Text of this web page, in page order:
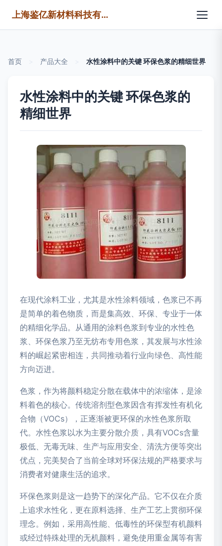
上海鉴亿新材料科技有限公司
首页 产品大全 水性涂料中的关键 环保色浆的精细世界
水性涂料中的关键 环保色浆的
精细世界
在现代涂料工业，尤其是水性涂料领域，色浆已不再
是简单的着色物质，而是集高效、环保、专业于一体
的精细化学品。从通用的涂料色浆到专业的水性色
浆、环保色浆乃至无纺布专用色浆，其发展与水性涂
料的崛起紧密相连，共同推动着行业向绿色、高性能
方向迈进。
色浆，作为将颜料稳定分散在载体中的浓缩体，是涂
料着色的核心。传统溶剂型色浆因含有挥发性有机化
合物（VOCs），正逐渐被更环保的水性色浆所取
代。水性色浆以水为主要分散介质，具有VOCs含量
极低、无毒无味、生产与应用安全、清洗方便等突出
优点，完美契合了当前全球对环保法规的严格要求与
消费者对健康生活的追求。
环保色浆则是这一趋势下的深化产品。它不仅在介质
上追求水性化，更在原料选择、生产工艺上贯彻环保
理念。例如，采用高性能、低毒性的环保型有机颜料
或经过特殊处理的无机颜料，避免使用重金属等有害